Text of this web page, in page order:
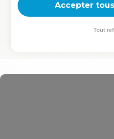
Accepter
Tout